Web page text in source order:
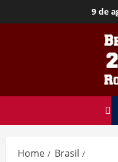
9 de
Home
Brasil